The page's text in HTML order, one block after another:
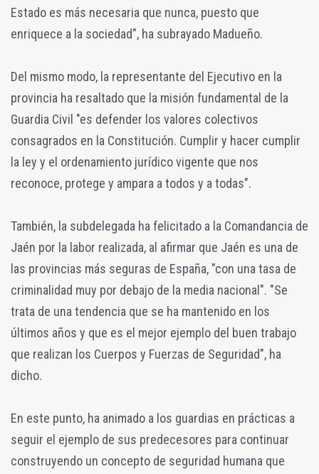
Estado es más necesaria que nunca, puesto que
enriquece a la sociedad", ha subrayado Madueño.
Del mismo modo, la representante del Ejecutivo en la
provincia ha resaltado que la misión fundamental de la
Guardia Civil "es defender los valores colectivos
consagrados en la Constitución. Cumplir y hacer cumplir
la ley y el ordenamiento jurídico vigente que nos
reconoce, protege y ampara a todos y a todas".
También, la subdelegada ha felicitado a la Comandancia de
Jaén por la labor realizada, al afirmar que Jaén es una de
las provincias más seguras de España, "con una tasa de
criminalidad muy por debajo de la media nacional". "Se
trata de una tendencia que se ha mantenido en los
últimos años y que es el mejor ejemplo del buen trabajo
que realizan los Cuerpos y Fuerzas de Seguridad", ha
dicho.
En este punto, ha animado a los guardias en prácticas a
seguir el ejemplo de sus predecesores para continuar
construyendo un concepto de seguridad humana que